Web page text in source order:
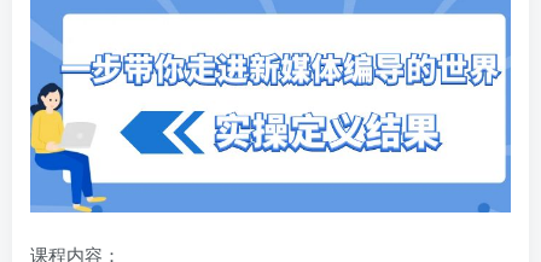
课程内容：